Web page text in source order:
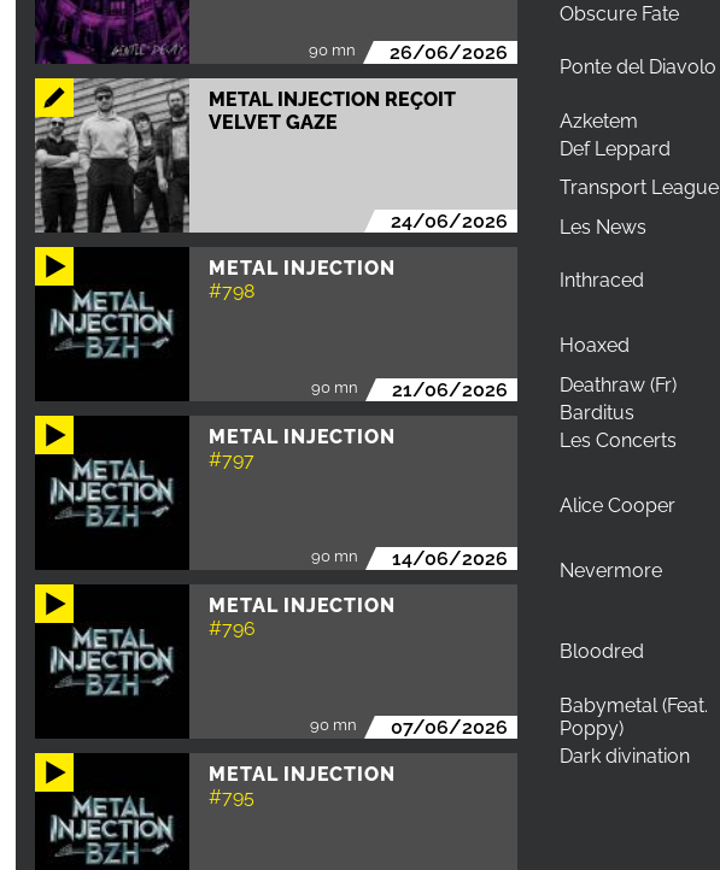
90 mn 26/06/2026
METAL INJECTION REÇOIT
VELVET GAZE
24/06/2026
METAL INJECTION
#798
90 mn 21/06/2026
METAL INJECTION
#797
90 mn 14/06/2026
METAL INJECTION
#796
90 mn 07/06/2026
METAL INJECTION
#795
Obscure Fate
Ponte del Diavolo
Azketem
Def Leppard
Transport League
Les News
Inthraced
Hoaxed
Deathraw (Fr)
Barditus
Les Concerts
Alice Cooper
Nevermore
Bloodred
Babymetal (Feat.
Poppy)
Dark divination